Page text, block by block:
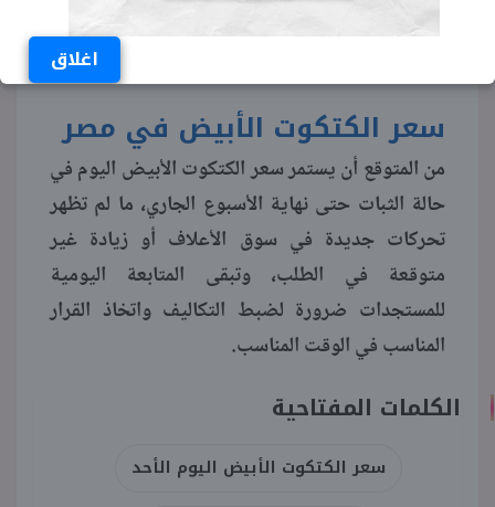
اغلاق
التي تشهد استقرارًا مثل الفترة الحالية، حيث
سعر الكتكوت الأبيض في مصر
من المتوقع أن يستمر سعر الكتكوت الأبيض اليوم في
حالة الثبات حتى نهاية الأسبوع الجاري، ما لم تظهر
تحركات جديدة في سوق الأعلاف أو زيادة غير
متوقعة في الطلب، وتبقى المتابعة اليومية
للمستجدات ضرورة لضبط التكاليف واتخاذ القرار
المناسب في الوقت المناسب.​​​​​​​
الكلمات المفتاحية
سعر الكتكوت الأبيض اليوم الأحد